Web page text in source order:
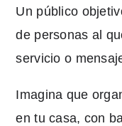
Un público
de personas al
servicio o
Imagina que
en tu casa, con